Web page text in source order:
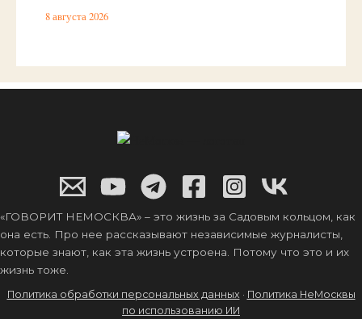
8 августа 2026
«ГОВОРИТ НЕМОСКВА» – это жизнь за Садовым кольцом, как
она есть. Про нее рассказывают независимые журналисты,
которые знают, как эта жизнь устроена. Потому что это и их
жизнь тоже.
Политика обработки персональных данных · Политика НеМосквы
по использованию ИИ